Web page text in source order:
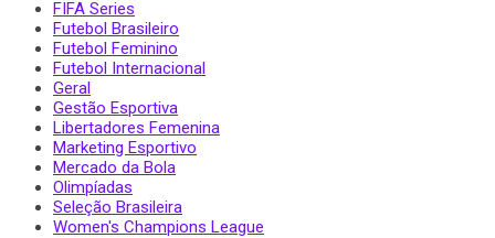
FIFA Series
Futebol Brasileiro
Futebol Feminino
Futebol Internacional
Geral
Gestão Esportiva
Libertadores Femenina
Marketing Esportivo
Mercado da Bola
Olimpíadas
Seleção Brasileira
Women's Champions League